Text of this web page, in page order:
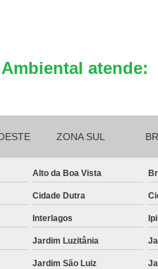
atende:
ZONA SUL
Alto da Boa Vista
Cidade Dutra
Interlagos
Jardim Luzitânia
Jardim São Luiz